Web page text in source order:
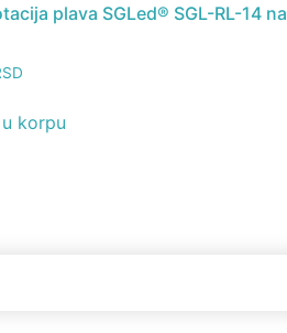
plava SGLed® SGL-RL-14 na
korpu